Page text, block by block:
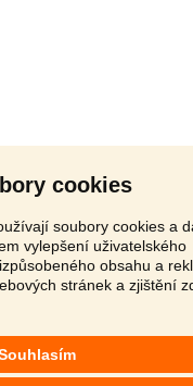
cookies
soubory cookies a
vylepšení uživatelského
obsahu a
stránek a zjištění